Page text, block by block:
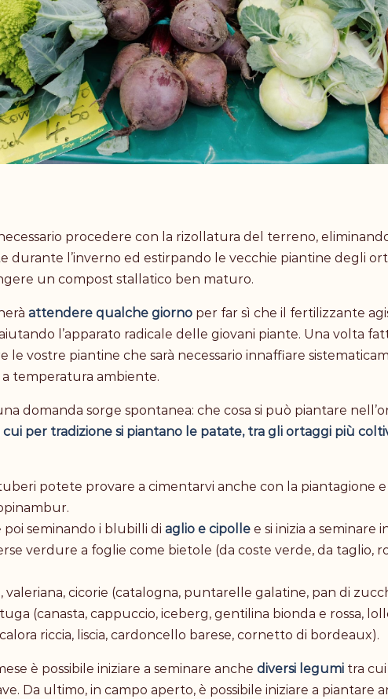
procedere con la rizollatura del terreno,
durante l’inverno ed estirpando le vecchie piantine degli
un compost stallatico ben maturo.
attendere qualche giorno per far sì che il fertilizzante
l’apparato radicale delle giovani piante. Una volta
le vostre piantine che sarà necessario innaffiare
temperatura ambiente.
domanda sorge spontanea: che cosa si può piantare
cui per tradizione si piantano le patate, tra gli ortaggi più
tuberi potete provare a cimentarvi anche con la piantagione e
seminando i blubilli di aglio e cipolle e si inizia a seminare
verdure a foglie come bietole (da coste verde, da taglio,
valeriana, cicorie (catalogna, puntarelle galatine, pan di
(canasta, cappuccio, iceberg, gentilina bionda e rossa,
riccia, liscia, cardoncello barese, cornetto di bordeaux).
è possibile iniziare a seminare anche diversi legumi tra cui
Da ultimo, in campo aperto, è possibile iniziare a piantare